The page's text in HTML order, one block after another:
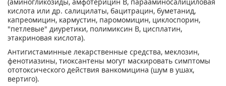
кислота или др. салицилаты, бацитрацин, буметанид,
капреомицин, кармустин, паромомицин, циклоспорин,
"петлевые" диуретики, полимиксин В, цисплатин,
этакриновая кислота).
Антигистаминные лекарственные средства, меклозин,
фенотиазины, тиоксантены могут маскировать симптомы
ототоксического действия ванкомицина (шум в ушах,
вертиго).